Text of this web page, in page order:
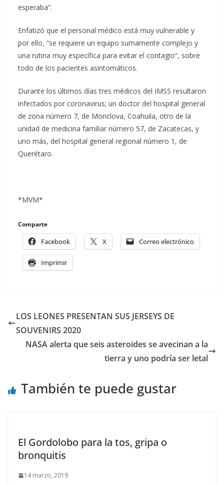
esperaba”.
Enfatizó que el personal médico está muy vulnerable y
por ello, “se requiere un equipo sumamente complejo y
una rutina muy específica para evitar el contagio”, sobre
todo de los pacientes asintomáticos.
Durante los últimos días tres médicos del IMSS resultaron
infectados por coronavirus; un doctor del hospital general
de zona número 7, de Monclova, Coahuila, otro de la
unidad de medicina familiar número 57, de Zacatecas, y
uno más, del hospital general regional número 1, de
Querétaro.
*MVM*
Comparte
Facebook X Correo electrónico
Imprimir
LOS LEONES PRESENTAN SUS JERSEYS DE
SOUVENIRS 2020
NASA alerta que seis asteroides se avecinan a la
tierra y uno podría ser letal
También te puede gustar
El Gordolobo para la tos, gripa o
bronquitis
14 marzo, 2019